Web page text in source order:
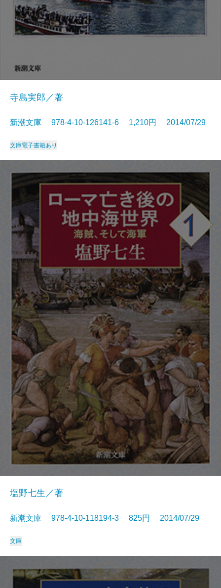
寺島実郎／著
新潮文庫 978-4-10-126141-6 1,210円 2014/07/29
文庫電子書籍あり
塩野七生／著
新潮文庫 978-4-10-118194-3 825円 2014/07/29
文庫